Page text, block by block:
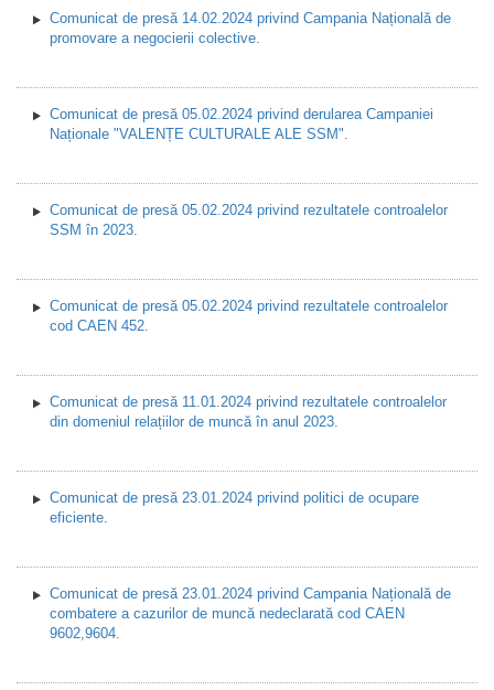
Comunicat de presă 14.02.2024 privind Campania Națională de
promovare a negocierii colective.
Comunicat de presă 05.02.2024 privind derularea Campaniei
Naționale "VALENȚE CULTURALE ALE SSM".
Comunicat de presă 05.02.2024 privind rezultatele controalelor
SSM în 2023.
Comunicat de presă 05.02.2024 privind rezultatele controalelor
cod CAEN 452.
Comunicat de presă 11.01.2024 privind rezultatele controalelor
din domeniul relațiilor de muncă în anul 2023.
Comunicat de presă 23.01.2024 privind politici de ocupare
eficiente.
Comunicat de presă 23.01.2024 privind Campania Națională de
combatere a cazurilor de muncă nedeclarată cod CAEN
9602,9604.